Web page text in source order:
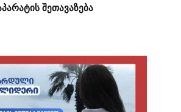
შეთავაზება